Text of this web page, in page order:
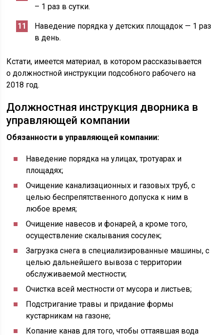
– 1 раз в сутки.
Наведение порядка у детских площадок — 1 раз
в день.
Кстати, имеется материал, в котором рассказывается
о должностной инструкции подсобного рабочего на
2018 год.
Должностная инструкция дворника в
управляющей компании
Обязанности в управляющей компании:
Наведение порядка на улицах, тротуарах и
площадях;
Очищение канализационных и газовых труб, с
целью беспрепятственного допуска к ним в
любое время;
Очищение навесов и фонарей, а кроме того,
осуществление скалывания сосулек;
Загрузка снега в специализированные машины, с
целью дальнейшего вывоза с территории
обслуживаемой местности;
Очистка всей местности от мусора и листьев;
Подстригание травы и придание формы
кустарникам на газоне;
Копание канав для того, чтобы оттаявшая вода